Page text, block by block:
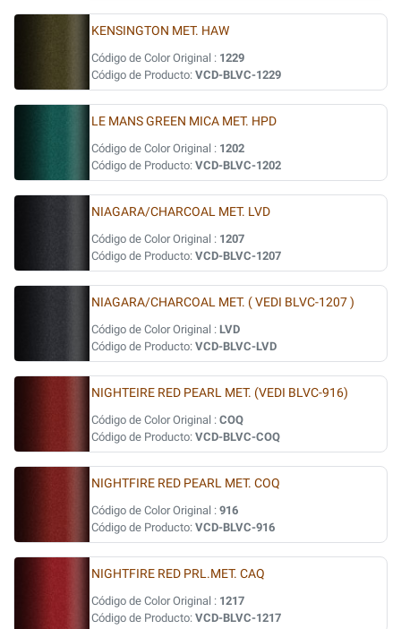
KENSINGTON MET. HAW
Código de Color Original : 1229
Código de Producto: VCD-BLVC-1229
LE MANS GREEN MICA MET. HPD
Código de Color Original : 1202
Código de Producto: VCD-BLVC-1202
NIAGARA/CHARCOAL MET. LVD
Código de Color Original : 1207
Código de Producto: VCD-BLVC-1207
NIAGARA/CHARCOAL MET. ( VEDI BLVC-1207 )
Código de Color Original : LVD
Código de Producto: VCD-BLVC-LVD
NIGHTEIRE RED PEARL MET. (VEDI BLVC-916)
Código de Color Original : COQ
Código de Producto: VCD-BLVC-COQ
NIGHTFIRE RED PEARL MET. COQ
Código de Color Original : 916
Código de Producto: VCD-BLVC-916
NIGHTFIRE RED PRL.MET. CAQ
Código de Color Original : 1217
Código de Producto: VCD-BLVC-1217